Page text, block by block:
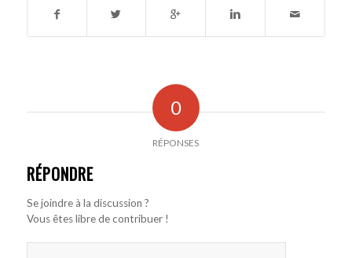
0
RÉPONSES
RÉPONDRE
Se joindre à la discussion ?
Vous êtes libre de contribuer !